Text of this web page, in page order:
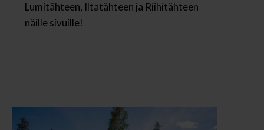
Lumitähteen, Iltatähteen ja Riihitähteen
näille sivuille!